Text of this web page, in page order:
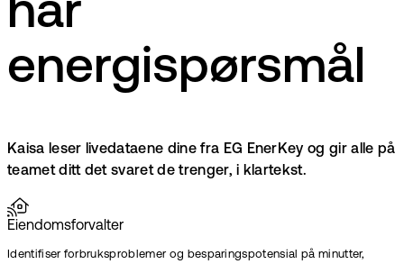
har
energispørsmål
Kaisa leser livedataene dine fra EG EnerKey og gir alle på
teamet ditt det svaret de trenger, i klartekst.
Eiendomsforvalter
Identifiser forbruksproblemer og besparingspotensial på minutter,